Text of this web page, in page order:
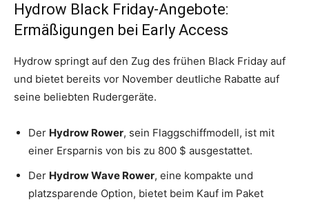
Hydrow Black Friday-Angebote:
Ermäßigungen bei Early Access
Hydrow springt auf den Zug des frühen Black Friday auf
und bietet bereits vor November deutliche Rabatte auf
seine beliebten Rudergeräte.
Der Hydrow Rower, sein Flaggschiffmodell, ist mit
einer Ersparnis von bis zu 800 $ ausgestattet.
Der Hydrow Wave Rower, eine kompakte und
platzsparende Option, bietet beim Kauf im Paket